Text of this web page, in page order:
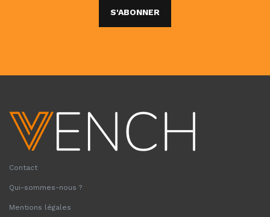
S'ABONNER
Contact
Qui-sommes-nous ?
Mentions légales